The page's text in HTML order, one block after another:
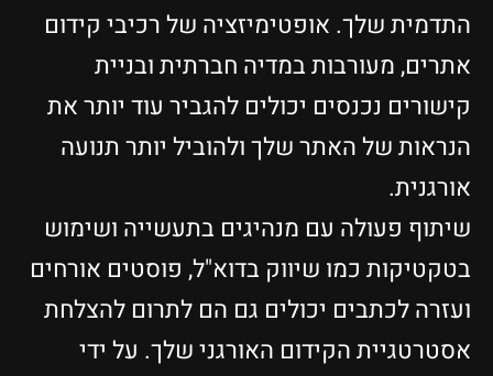
התדמית שלך. אופטימיזציה של רכיבי קידום
אתרים, מעורבות במדיה חברתית ובניית
קישורים נכנסים יכולים להגביר עוד יותר את
הנראות של האתר שלך ולהוביל יותר תנועה
אורגנית.
שיתוף פעולה עם מנהיגים בתעשייה ושימוש
בטקטיקות כמו שיווק בדוא"ל, פוסטים אורחים
ועזרה לכתבים יכולים גם הם לתרום להצלחת
אסטרטגיית הקידום האורגני שלך. על ידי